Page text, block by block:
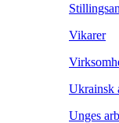
Vikarer
Ukrainsk
Unges